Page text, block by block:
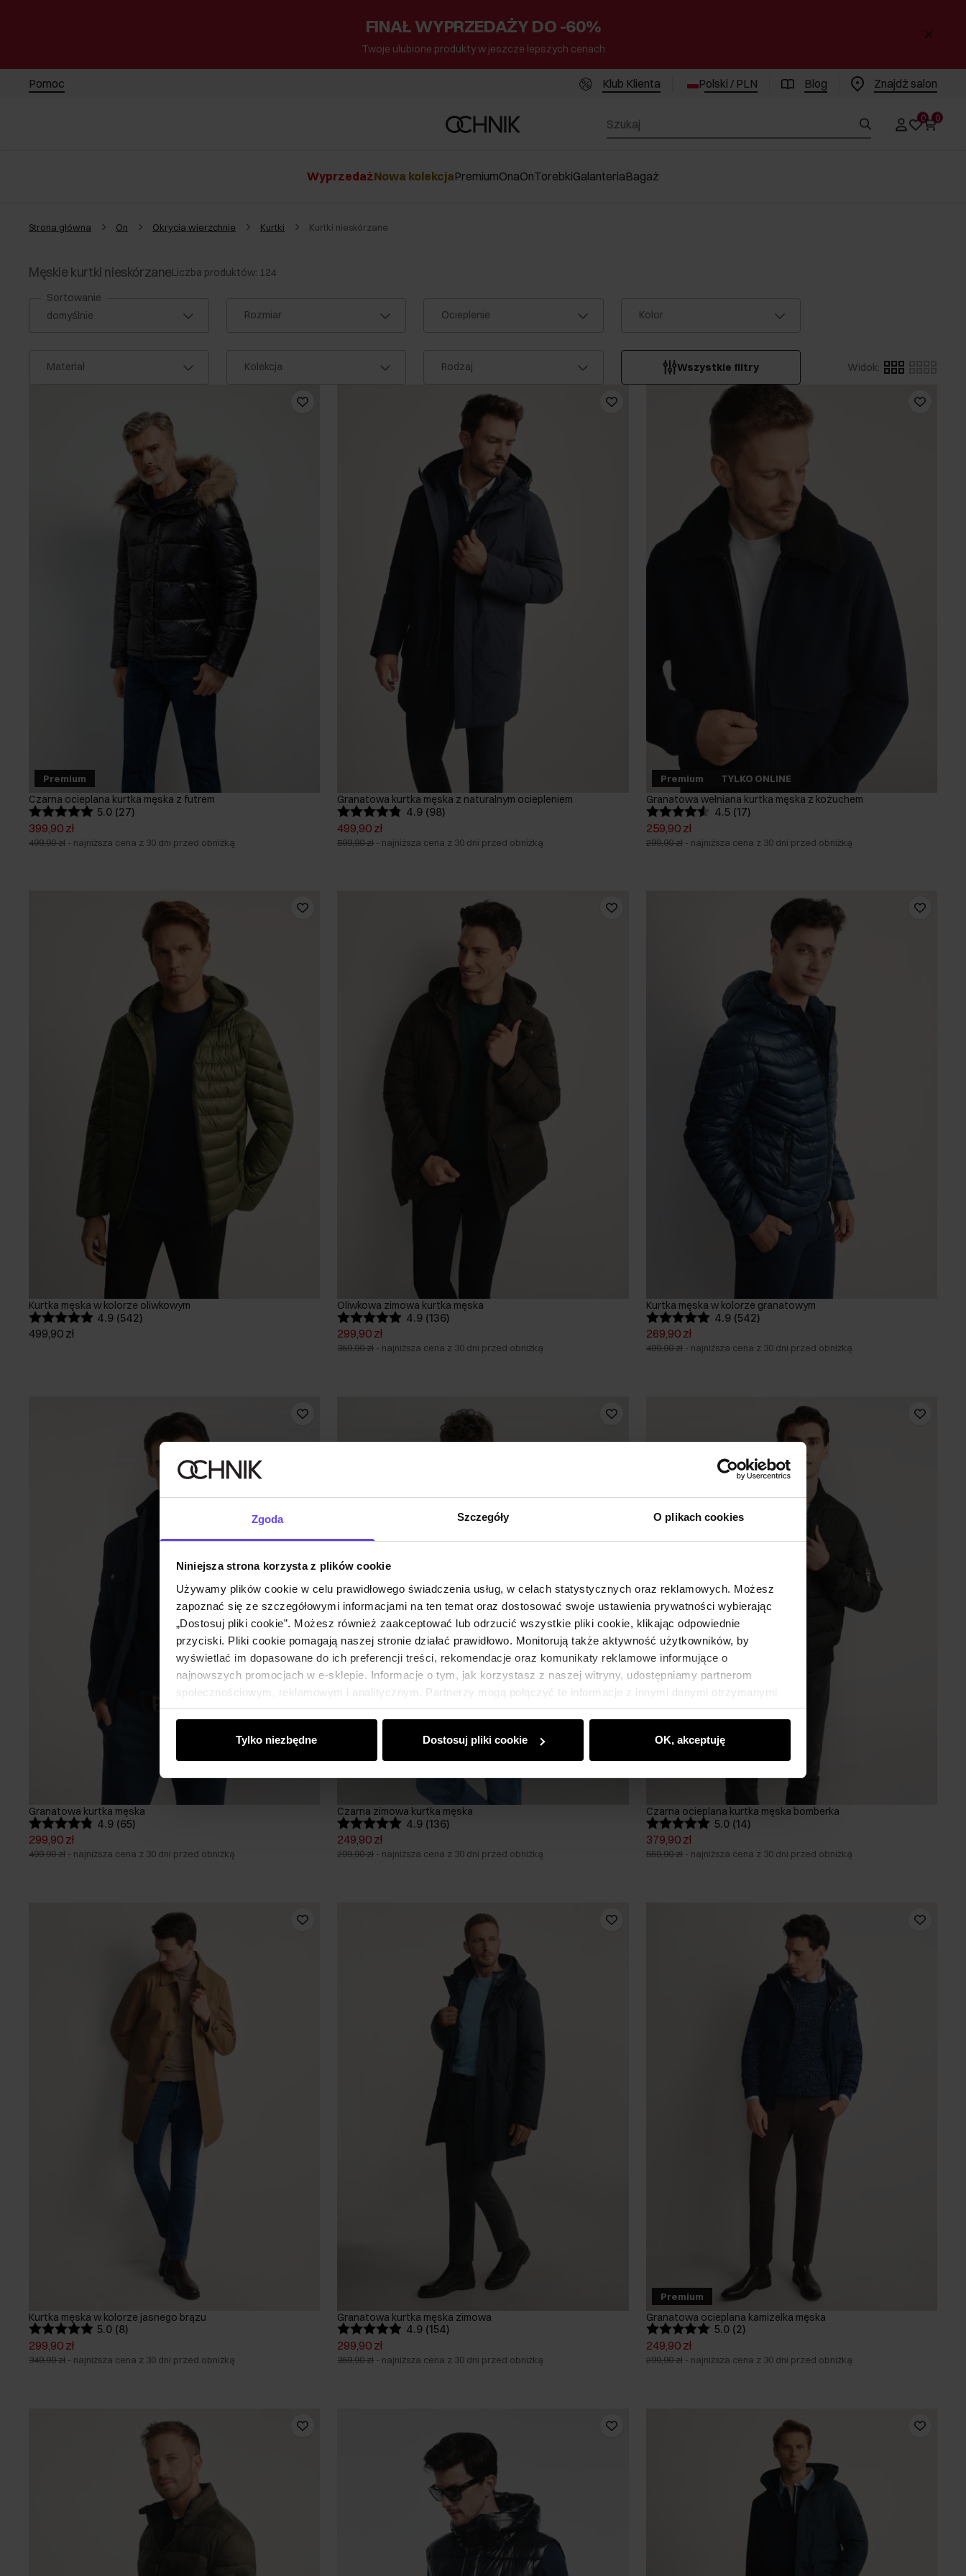
Zgoda Szczegóły O plikach cookies
Niniejsza strona korzysta z plików cookie
Używamy plików cookie w celu prawidłowego świadczenia usług, w celach statystycznych oraz reklamowych. Możesz
zapoznać się ze szczegółowymi informacjami na ten temat oraz dostosować swoje ustawienia prywatności wybierając
„Dostosuj pliki cookie”. Możesz również zaakceptować lub odrzucić wszystkie pliki cookie, klikając odpowiednie
przyciski. Pliki cookie pomagają naszej stronie działać prawidłowo. Monitorują także aktywność użytkowników, by
wyświetlać im dopasowane do ich preferencji treści, rekomendacje oraz komunikaty reklamowe informujące o
najnowszych promocjach w e-sklepie. Informacje o tym, jak korzystasz z naszej witryny, udostępniamy partnerom
społecznościowym, reklamowym i analitycznym. Partnerzy mogą połączyć te informacje z innymi danymi otrzymanymi
od Ciebie lub uzyskanymi podczas korzystania z ich usług.
Tylko niezbędne Dostosuj pliki cookie OK, akceptuję
FINAŁ WYPRZEDAŻY DO -60%
Twoje ulubione produkty w jeszcze lepszych cenach
Pomoc Klub Klienta Polski / PLN Blog Znajdż salon
0 0
WyprzedażNowa kolekcjaPremiumOnaOnTorebkiGalanteriaBagaż
Strona główna On Okrycia wierzchnie Kurtki Kurtki nieskórzane
Męskie kurtki nieskórzaneLiczba produktów: 124
Sortowanie
Rozmiar
Ocieplenie Kolor
Materiał Kolekcja Rodzaj Wszystkie filtry Widok:
Premium
Czarna ocieplana kurtka męska z futrem
5.0 (27)
399,90 zł
499,90 zł - najniższa cena z 30 dni przed obniżką
Granatowa kurtka męska z naturalnym ociepleniem
4.9 (98)
499,90 zł
599,90 zł - najniższa cena z 30 dni przed obniżką
Premium TYLKO ONLINE
Granatowa wełniana kurtka męska z kożuchem
4.5 (17)
259,90 zł
299,90 zł - najniższa cena z 30 dni przed obniżką
Kurtka męska w kolorze oliwkowym
4.9 (542)
499,90 zł
Oliwkowa zimowa kurtka męska
4.9 (136)
299,90 zł
359,90 zł - najniższa cena z 30 dni przed obniżką
Kurtka męska w kolorze granatowym
4.9 (542)
269,90 zł
499,90 zł - najniższa cena z 30 dni przed obniżką
Granatowa kurtka męska
4.9 (65)
299,90 zł
499,90 zł - najniższa cena z 30 dni przed obniżką
Czarna zimowa kurtka męska
4.9 (136)
249,90 zł
299,90 zł - najniższa cena z 30 dni przed obniżką
Czarna ocieplana kurtka męska bomberka
5.0 (14)
379,90 zł
559,90 zł - najniższa cena z 30 dni przed obniżką
Kurtka męska w kolorze jasnego brązu
5.0 (8)
299,90 zł
349,90 zł - najniższa cena z 30 dni przed obniżką
Granatowa kurtka męska zimowa
4.9 (154)
299,90 zł
359,90 zł - najniższa cena z 30 dni przed obniżką
Premium
Granatowa ocieplana kamizelka męska
5.0 (2)
249,90 zł
299,90 zł - najniższa cena z 30 dni przed obniżką